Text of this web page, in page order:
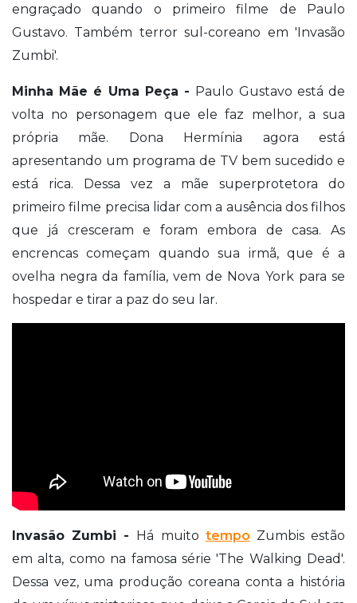
engraçado quando o primeiro filme de Paulo
Gustavo. Também terror sul-coreano em 'Invasão
Zumbi'.
Minha Mãe é Uma Peça - Paulo Gustavo está de
volta no personagem que ele faz melhor, a sua
própria mãe. Dona Hermínia agora está
apresentando um programa de TV bem sucedido e
está rica. Dessa vez a mãe superprotetora do
primeiro filme precisa lidar com a ausência dos filhos
que já cresceram e foram embora de casa. As
encrencas começam quando sua irmã, que é a
ovelha negra da família, vem de Nova York para se
hospedar e tirar a paz do seu lar.
Invasão Zumbi - Há muito tempo Zumbis estão
em alta, como na famosa série 'The Walking Dead'.
Dessa vez, uma produção coreana conta a história